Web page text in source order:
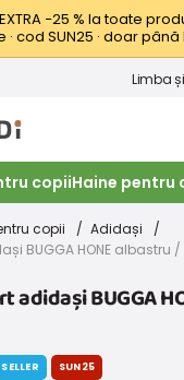
−25 % la toate
cod SUN25 · doar până
Limba
copiiHaine pentru
copii
Adidași
BUGGA HONE albastru
adidași BUGGA
SUN25